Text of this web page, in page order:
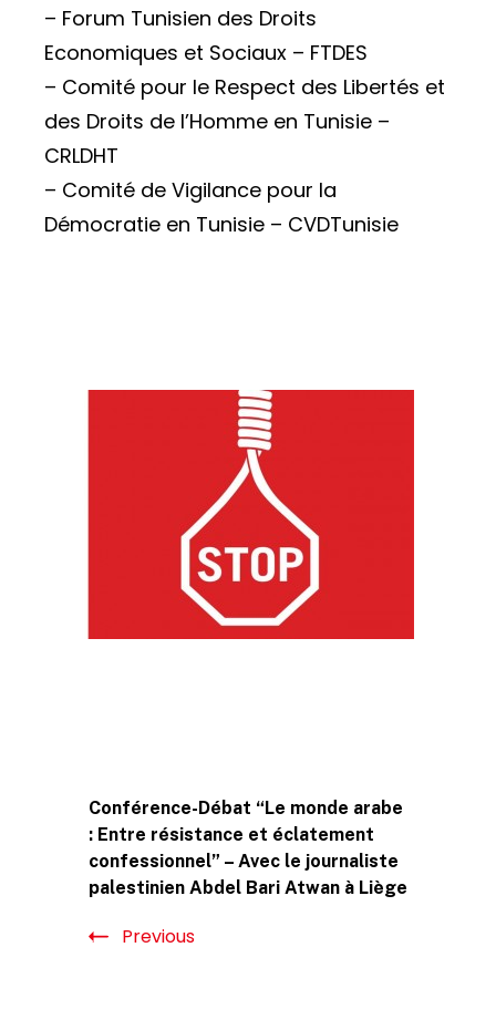
– Forum Tunisien des Droits
Economiques et Sociaux – FTDES
– Comité pour le Respect des Libertés et
des Droits de l’Homme en Tunisie –
CRLDHT
– Comité de Vigilance pour la
Démocratie en Tunisie – CVDTunisie
Navigation
Conférence-Débat “Le monde arabe
: Entre résistance et éclatement
confessionnel” – Avec le journaliste
palestinien Abdel Bari Atwan à Liège
Previous